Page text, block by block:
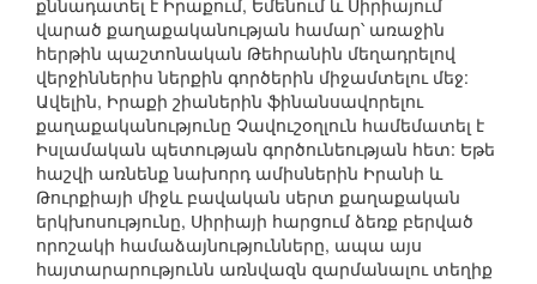
քննադատել է Իրաքում, Եմենում և Սիրիայում
վարած քաղաքականության համար՝ առաջին
հերթին պաշտոնական Թեհրանին մեղադրելով
վերջիններիս ներքին գործերին միջամտելու մեջ:
Ավելին, Իրաքի շիաներին ֆինանսավորելու
քաղաքականությունը Չավուշօղլուն համեմատել է
Իսլամական պետության գործունեության հետ: Եթե
հաշվի առնենք նախորդ ամիսներին Իրանի և
Թուրքիայի միջև բավական սերտ քաղաքական
երկխոսությունը, Սիրիայի հարցում ձեռք բերված
որոշակի համաձայնությունները, ապա այս
հայտարարությունն առնվազն զարմանալու տեղիք